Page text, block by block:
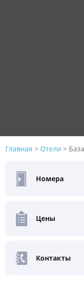
Главная > Отели >
Номера
Цены
Контакты